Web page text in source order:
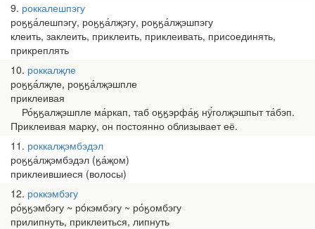
9 роккалешпэгу
роӄӄа́лешпэгу, роӄӄа́лҗэгу, роӄӄа́лҗэшпэгу
клеить, заклеить, приклеить, приклеивать, присоединять,
прикреплять
10 роккалҗле
роӄӄа́лҗле, роӄӄа́лҗэшпле
приклеивая
Ро́ӄӄалҗэшпле ма́ркап, таб оӄӄэрфа́ӄ нӱ́голҗэшпыт та́бэп.
Приклеивая марку, он постоянно облизывает её.
11 роккалҗэмбэдэл
роӄӄа́лҗэмбэдэл (ӄа́җом)
приклеившиеся (волосы)
12 роккэмбэгу
ро́ӄӄэмбэгу ~ рóкэмбэгу ~ ро́ӄомбэгу
прилипнуть, приклеиться, липнуть